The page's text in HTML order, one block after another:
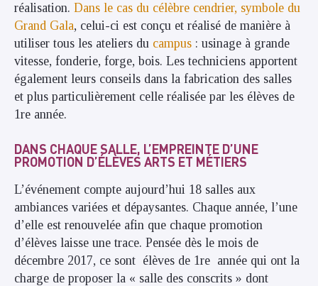
réalisation. Dans le cas du célèbre cendrier, symbole du
Grand Gala, celui-ci est conçu et réalisé de manière à
utiliser tous les ateliers du campus : usinage à grande
vitesse, fonderie, forge, bois. Les techniciens apportent
également leurs conseils dans la fabrication des salles
et plus particulièrement celle réalisée par les élèves de
1re année.
DANS CHAQUE SALLE, L’EMPREINTE D’UNE
PROMOTION D’ÉLÈVES ARTS ET MÉTIERS
L’événement compte aujourd’hui 18 salles aux
ambiances variées et dépaysantes. Chaque année, l’une
d’elle est renouvelée afin que chaque promotion
d’élèves laisse une trace. Pensée dès le mois de
décembre 2017, ce sont élèves de 1re année qui ont la
charge de proposer la « salle des conscrits » dont